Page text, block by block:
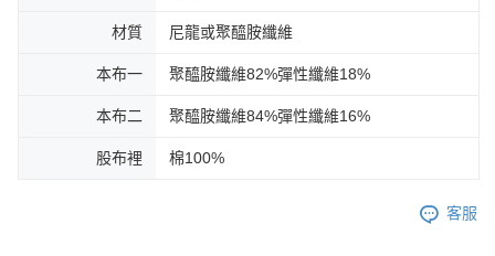
材質 尼龍或聚醯胺纖維
本布一 聚醯胺纖維82%彈性纖維18%
本布二 聚醯胺纖維84%彈性纖維16%
股布裡 棉100%
客服